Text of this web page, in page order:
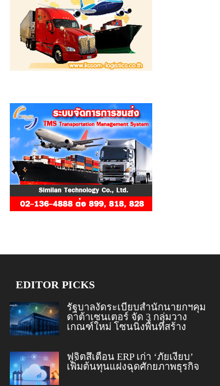
EDITOR PICKS
รัฐบาลงัดระเบียบสำนักนายกฯคุม
ดาต้าเซนเตอร์ จัด 3 กลุ่มวาง
เกณฑ์ใหม่ โซนนิ่งพื้นที่สร้าง
ฟูจิตสึเตือน ERP เก่า ‘ภัยเงียบ’
เพิ่มต้นทุนแฝงฉุดศักยภาพธุรกิจ